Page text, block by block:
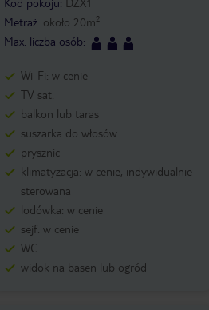
Metraż: około 20m2
Max. liczba osób:
Wi-Fi: w cenie
TV sat.
balkon lub taras
suszarka do włosów
prysznic
klimatyzacja: w cenie, indywidualnie
sterowana
lodówka: w cenie
sejf: w cenie
WC
widok na basen lub ogród